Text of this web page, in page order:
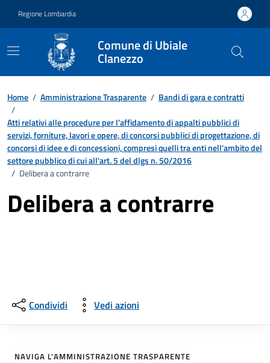
Regione Lombardia
Comune di Ubiale
Clanezzo
Home / Amministrazione Trasparente / Bandi di gara e contratti
/
Atti relativi alle procedure per l’affidamento di appalti pubblici di
servizi, forniture, lavori e opere, di concorsi pubblici di progettazione, di
concorsi di idee e di concessioni, compresi quelli tra enti nell'ambito del
settore pubblico di cui all'art. 5 del dlgs n. 50/2016
/ Delibera a contrarre
Delibera a contrarre
Condividi Vedi azioni
NAVIGA L'AMMINISTRAZIONE TRASPARENTE